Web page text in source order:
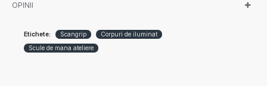
OPINII
Etichete: Scangrip
Corpuri de iluminat
Scule de mana ateliere